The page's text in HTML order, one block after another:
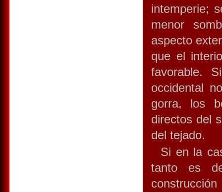
intemperie;
menor
aspecto
que el
favorable.
occidental
gorra, los
directos del
del tejado.
Si en la
tanto es